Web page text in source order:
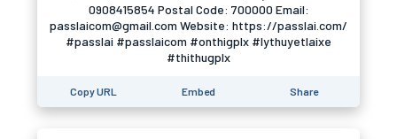
0908415854 Postal Code: 700000 Email:
passlaicom@gmail.com Website: https://passlai.com/
#passlai #passlaicom #onthigplx #lythuyetlaixe
#thithugplx
Copy URL Embed Share